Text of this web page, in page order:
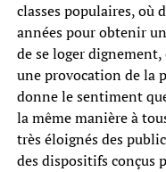
classes populaires, où
années pour obtenir
de se loger
une provocation de la
donne le sentiment
la même manière à
très éloignés des
des dispositifs conçus